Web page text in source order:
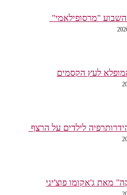
"מרסופילאמי"
לעץ הקסמים
לילדים על הרצף
מאת ג'אקומו פוצ'יני